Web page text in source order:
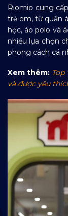
Riomio cung
trẻ em, từ quần
học, áo polo và
nhiều lựa chọn
phong cách cá
Xem thêm:
và được yêu